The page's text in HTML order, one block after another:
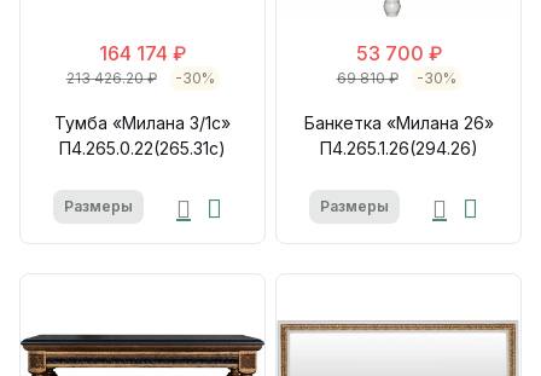
164 174 ₽
213 426.20 ₽ -30%
Тумба «Милана 3/1с»
П4.265.0.22(265.31с)
Размеры
53 700 ₽
69 810 ₽ -30%
Банкетка «Милана 26»
П4.265.1.26(294.26)
Размеры